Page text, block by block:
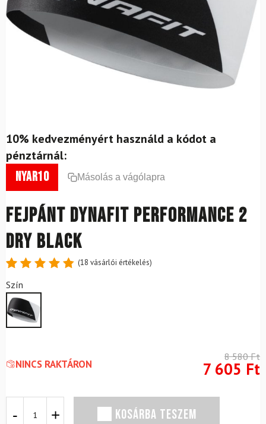
10% kedvezményért használd a kódot a
pénztárnál:
nyar10 Másolás a vágólapra
Fejpánt DYNAFIT Performance 2
Dry Black
4.89
5-ből,
értékelés
alapján
(18 vásárlói értékelés)
Szín
NINCS RAKTÁRON
8 580Ft
7 605 Ft
DYNAFIT
KOSÁRBA TESZEM